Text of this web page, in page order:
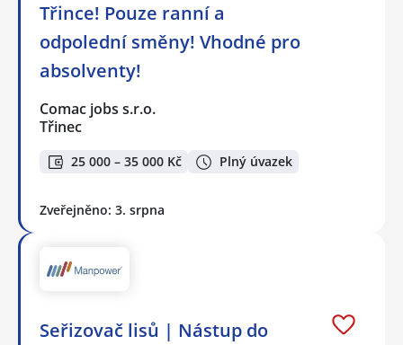
Třince! Pouze ranní a
odpolední směny! Vhodné pro
absolventy!
Comac jobs s.r.o.
Třinec
25 000 – 35 000 Kč Plný úvazek
Zveřejněno: 3. srpna
Seřizovač lisů | Nástup do